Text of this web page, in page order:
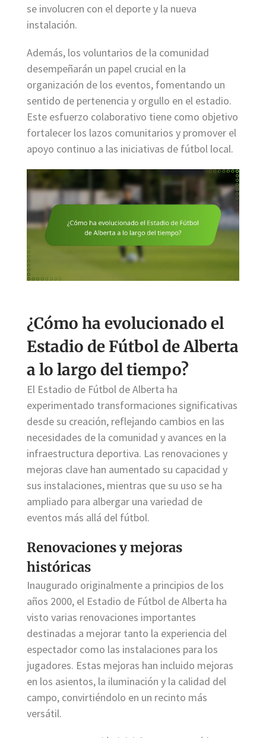
se involucren con el deporte y la nueva
instalación.
Además, los voluntarios de la comunidad
desempeñarán un papel crucial en la
organización de los eventos, fomentando un
sentido de pertenencia y orgullo en el estadio.
Este esfuerzo colaborativo tiene como objetivo
fortalecer los lazos comunitarios y promover el
apoyo continuo a las iniciativas de fútbol local.
¿Cómo ha evolucionado el
Estadio de Fútbol de Alberta
a lo largo del tiempo?
El Estadio de Fútbol de Alberta ha
experimentado transformaciones significativas
desde su creación, reflejando cambios en las
necesidades de la comunidad y avances en la
infraestructura deportiva. Las renovaciones y
mejoras clave han aumentado su capacidad y
sus instalaciones, mientras que su uso se ha
ampliado para albergar una variedad de
eventos más allá del fútbol.
Renovaciones y mejoras
históricas
Inaugurado originalmente a principios de los
años 2000, el Estadio de Fútbol de Alberta ha
visto varias renovaciones importantes
destinadas a mejorar tanto la experiencia del
espectador como las instalaciones para los
jugadores. Estas mejoras han incluido mejoras
en los asientos, la iluminación y la calidad del
campo, convirtiéndolo en un recinto más
versátil.